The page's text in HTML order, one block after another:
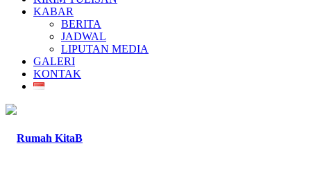
KABAR
BERITA
JADWAL
LIPUTAN MEDIA
GALERI
KONTAK